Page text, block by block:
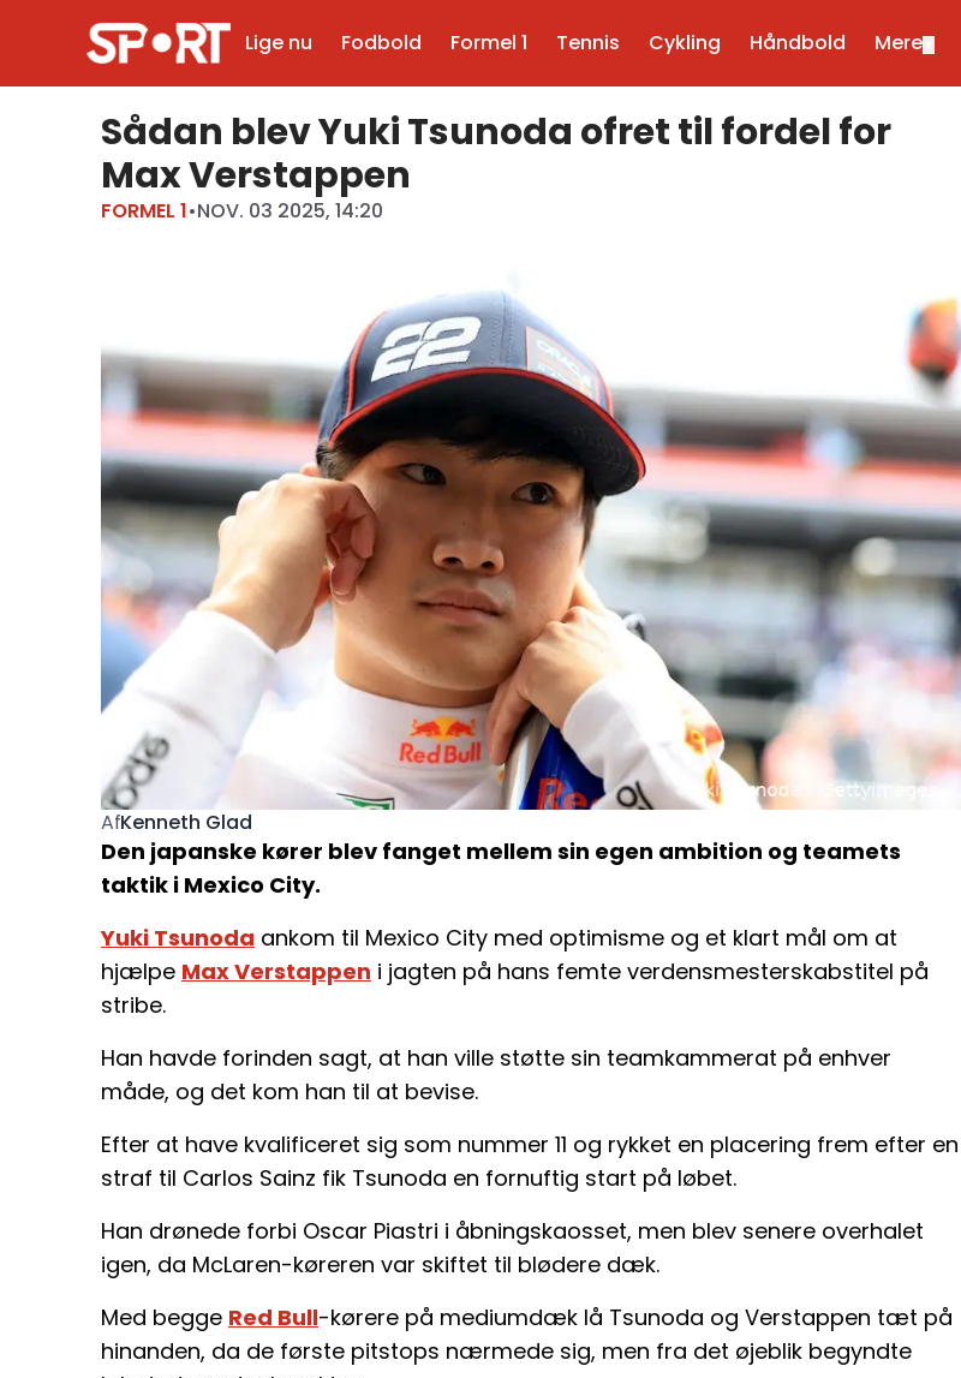
Lige nu Fodbold Formel 1 Tennis Cykling Håndbold Mere
Sådan blev Yuki Tsunoda ofret til fordel for
Max Verstappen
FORMEL 1•NOV. 03 2025, 14:20
AfKenneth Glad
Den japanske kører blev fanget mellem sin egen ambition og teamets
taktik i Mexico City.
Yuki Tsunoda ankom til Mexico City med optimisme og et klart mål om at
hjælpe Max Verstappen i jagten på hans femte verdensmesterskabstitel på
stribe.
Han havde forinden sagt, at han ville støtte sin teamkammerat på enhver
måde, og det kom han til at bevise.
Efter at have kvalificeret sig som nummer 11 og rykket en placering frem efter en
straf til Carlos Sainz fik Tsunoda en fornuftig start på løbet.
Han drønede forbi Oscar Piastri i åbningskaosset, men blev senere overhalet
igen, da McLaren-køreren var skiftet til blødere dæk.
Med begge Red Bull-kørere på mediumdæk lå Tsunoda og Verstappen tæt på
hinanden, da de første pitstops nærmede sig, men fra det øjeblik begyndte